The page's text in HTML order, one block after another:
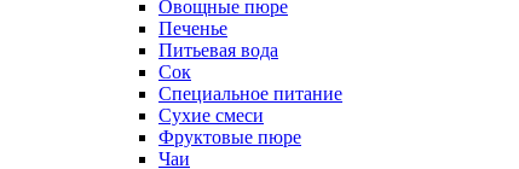
Овощные пюре
Печенье
Питьевая вода
Сок
Специальное питание
Сухие смеси
Фруктовые пюре
Чаи